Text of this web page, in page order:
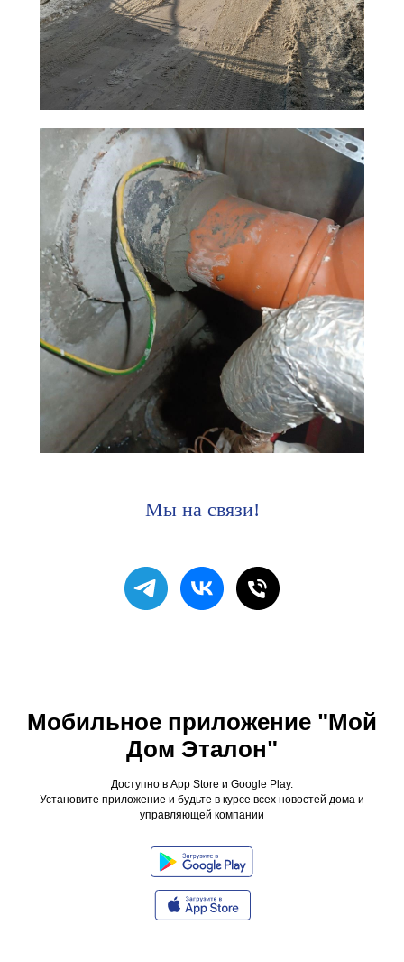
Мы на связи!
Мобильное приложение "Мой
Дом Эталон"
Доступно в App Store и Google Play.
Установите приложение и будьте в курсе всех новостей дома и
управляющей компании